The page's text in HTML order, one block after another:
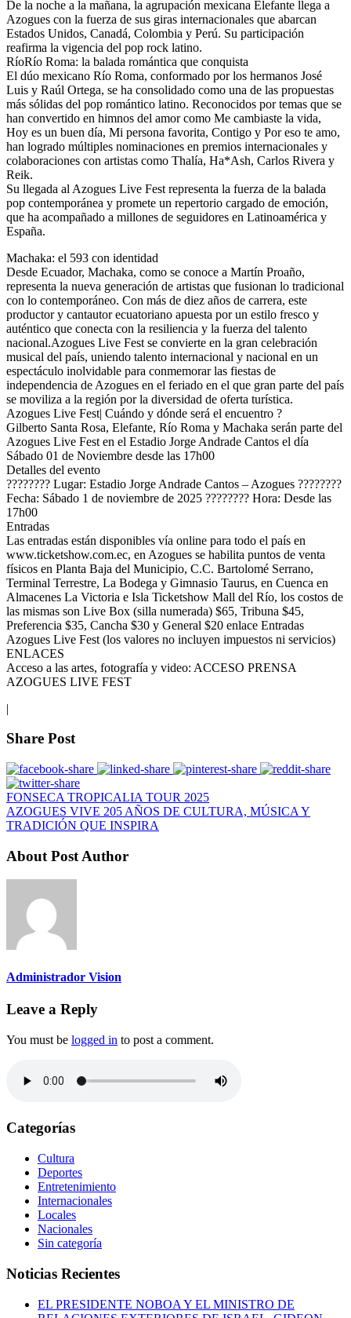
De la noche a la mañana, la agrupación mexicana Elefante llega a
Azogues con la fuerza de sus giras internacionales que abarcan
Estados Unidos, Canadá, Colombia y Perú. Su participación
reafirma la vigencia del pop rock latino.
RíoRío Roma: la balada romántica que conquista
El dúo mexicano Río Roma, conformado por los hermanos José
Luis y Raúl Ortega, se ha consolidado como una de las propuestas
más sólidas del pop romántico latino. Reconocidos por temas que se
han convertido en himnos del amor como Me cambiaste la vida,
Hoy es un buen día, Mi persona favorita, Contigo y Por eso te amo,
han logrado múltiples nominaciones en premios internacionales y
colaboraciones con artistas como Thalía, Ha*Ash, Carlos Rivera y
Reik.
Su llegada al Azogues Live Fest representa la fuerza de la balada
pop contemporánea y promete un repertorio cargado de emoción,
que ha acompañado a millones de seguidores en Latinoamérica y
España.
Machaka: el 593 con identidad
Desde Ecuador, Machaka, como se conoce a Martín Proaño,
representa la nueva generación de artistas que fusionan lo tradicional
con lo contemporáneo. Con más de diez años de carrera, este
productor y cantautor ecuatoriano apuesta por un estilo fresco y
auténtico que conecta con la resiliencia y la fuerza del talento
nacional.Azogues Live Fest se convierte en la gran celebración
musical del país, uniendo talento internacional y nacional en un
espectáculo inolvidable para conmemorar las fiestas de
independencia de Azogues en el feriado en el que gran parte del país
se moviliza a la región por la diversidad de oferta turística.
Azogues Live Fest| Cuándo y dónde será el encuentro ?
Gilberto Santa Rosa, Elefante, Río Roma y Machaka serán parte del
Azogues Live Fest en el Estadio Jorge Andrade Cantos el día
Sábado 01 de Noviembre desde las 17h00
Detalles del evento
???????? Lugar: Estadio Jorge Andrade Cantos – Azogues ????????
Fecha: Sábado 1 de noviembre de 2025 ???????? Hora: Desde las
17h00
Entradas
Las entradas están disponibles vía online para todo el país en
www.ticketshow.com.ec, en Azogues se habilita puntos de venta
físicos en Planta Baja del Municipio, C.C. Bartolomé Serrano,
Terminal Terrestre, La Bodega y Gimnasio Taurus, en Cuenca en
Almacenes La Victoria e Isla Ticketshow Mall del Río, los costos de
las mismas son Live Box (silla numerada) $65, Tribuna $45,
Preferencia $35, Cancha $30 y General $20 enlace Entradas
Azogues Live Fest (los valores no incluyen impuestos ni servicios)
ENLACES
Acceso a las artes, fotografía y video: ACCESO PRENSA
AZOGUES LIVE FEST
|
Share Post
FONSECA TROPICALIA TOUR 2025
AZOGUES VIVE 205 AÑOS DE CULTURA, MÚSICA Y
TRADICIÓN QUE INSPIRA
About Post Author
Administrador Vision
Leave a Reply
You must be logged in to post a comment.
Categorías
Cultura
Deportes
Entretenimiento
Internacionales
Locales
Nacionales
Sin categoría
Noticias Recientes
EL PRESIDENTE NOBOA Y EL MINISTRO DE